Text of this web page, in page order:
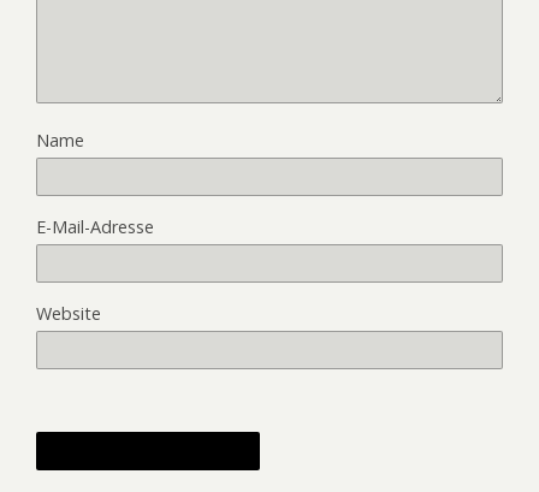
Name
E-Mail-Adresse
Website